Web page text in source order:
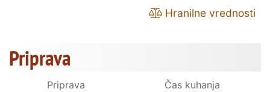
Hranilne vrednosti
Priprava
Priprava
Čas kuhanja